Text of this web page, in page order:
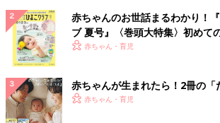
赤ちゃんのお世話まるわかり！
ブ 夏号』〈巻頭大特集〉初めて
く！ おっぱい・ミルクの基本と
赤ちゃん・育児
赤ちゃんが生まれたら！2冊の「
赤ちゃん・育児